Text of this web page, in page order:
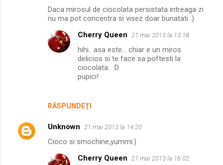
i
Daca mirosul de ciocolata persistata intreaga zi
nu ma pot concentra si visez doar bunatati :)
RĂSPUNDEȚI
Cherry Queen 21 mai 2013 la 13:18
hihi.. asa este... chiar e un miros
delicios si te face sa poftesti la
ciocolata.. :D
pupici!
Unknown 21 mai 2013 la 14:20
Cioco si smochine,yummi:)
Cherry Queen 21 mai 2013 la 16:02